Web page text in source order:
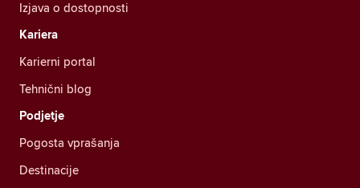
Izjava o dostopnosti
Kariera
Karierni portal
Tehnični blog
Podjetje
Pogosta vprašanja
Destinacije